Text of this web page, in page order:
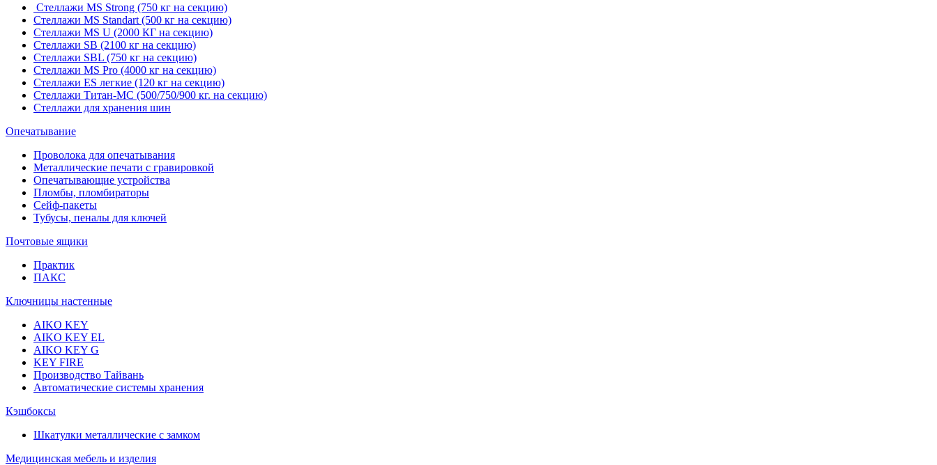
Стеллажи MS Strong (750 кг на секцию)
Стеллажи MS Standart (500 кг на секцию)
Стеллажи MS U (2000 КГ на секцию)
Стеллажи SB (2100 кг на секцию)
Стеллажи SBL (750 кг на секцию)
Стеллажи MS Pro (4000 кг на секцию)
Стеллажи ES легкие (120 кг на секцию)
Стеллажи Титан-МС (500/750/900 кг. на секцию)
Стеллажи для хранения шин
Опечатывание
Проволока для опечатывания
Металлические печати с гравировкой
Опечатывающие устройства
Пломбы, пломбираторы
Сейф-пакеты
Тубусы, пеналы для ключей
Почтовые ящики
Практик
ПАКС
Ключницы настенные
AIKO KEY
AIKO KEY EL
AIKO KEY G
KEY FIRE
Производство Тайвань
Автоматические системы хранения
Кэшбоксы
Шкатулки металлические с замком
Медицинская мебель и изделия